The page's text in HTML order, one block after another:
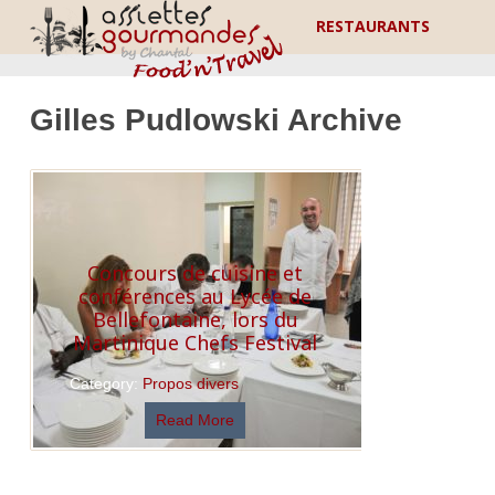
RESTAURANTS
Gilles Pudlowski Archive
Concours de cuisine et
conférences au Lycée de
Bellefontaine, lors du
Martinique Chefs Festival
Category: Propos divers
Read More